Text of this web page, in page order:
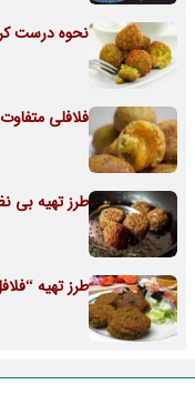
نحوه درست
فلافلی
طرز تهیه بی
طرز تهیه